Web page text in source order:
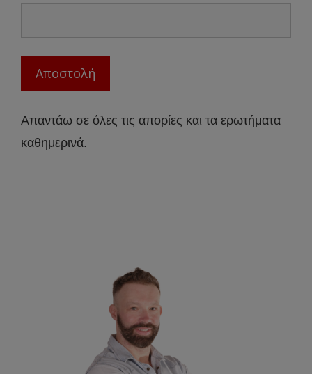
Απαντάω σε όλες τις απορίες και τα ερωτήματα
καθημερινά.